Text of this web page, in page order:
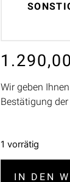
1.290,00
Wir geben
Bestätigung
1 vorrätig
IN DEN